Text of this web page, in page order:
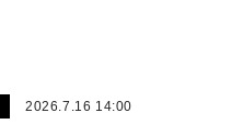
2026.7.16 14:00